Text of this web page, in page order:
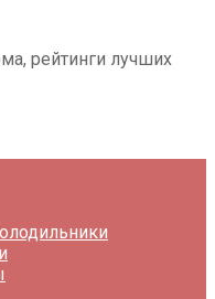
рейтинги лучших